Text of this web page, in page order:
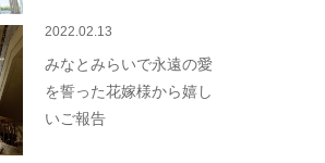
2022.02.13
みなとみらいで永遠の愛
を誓った花嫁様から嬉し
いご報告